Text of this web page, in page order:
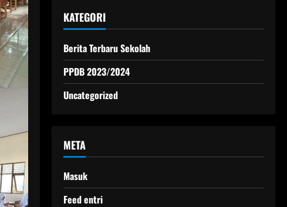
KATEGORI
Berita Terbaru Sekolah
PPDB 2023/2024
Uncategorized
META
Masuk
Feed entri